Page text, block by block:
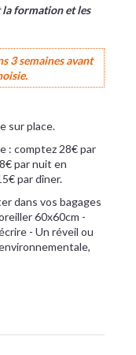
la formation et les
3 semaines avant
sur place.
: comptez 28€ par
par nuit en
par dîner.
dans vos bagages
60x60cm -
- Un réveil ou